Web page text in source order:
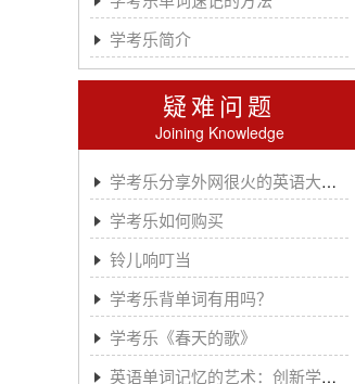
学考乐简介
疑难问题
Joining Knowledge
学考乐分享外网很火的英语大神A.J.HOGE
学考乐如何购买
铃儿响叮当
学考乐背单词有用吗？
学考乐《春天的歌》
英语单词记忆的艺术：创新学习方法与学考乐的魔力